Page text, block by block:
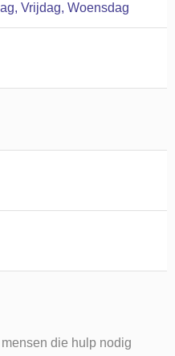
Vrijdag, Woensdag
die hulp nodig